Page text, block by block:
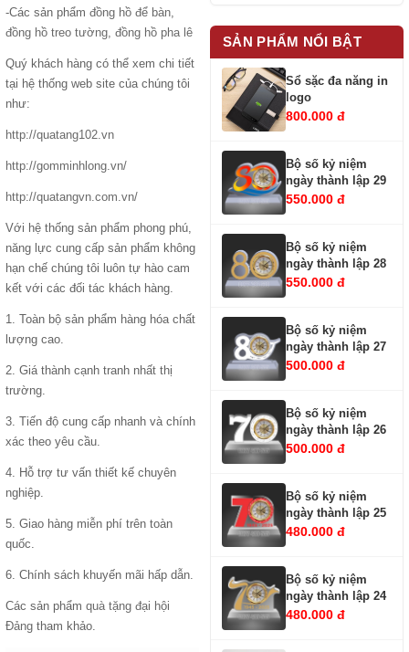
-Các sản phẩm đồng hồ để bàn,
đồng hồ treo tường, đồng hồ pha lê
Quý khách hàng có thể xem chi tiết
tại hệ thống web site của chúng tôi
như:
http://quatang102.vn
http://gomminhlong.vn/
http://quatangvn.com.vn/
Với hệ thống sản phẩm phong phú,
năng lực cung cấp sản phẩm không
hạn chế chúng tôi luôn tự hào cam
kết với các đối tác khách hàng.
1. Toàn bộ sản phẩm hàng hóa chất
lượng cao.
2. Giá thành cạnh tranh nhất thị
trường.
3. Tiến độ cung cấp nhanh và chính
xác theo yêu cầu.
4. Hỗ trợ tư vấn thiết kế chuyên
nghiệp.
5. Giao hàng miễn phí trên toàn
quốc.
6. Chính sách khuyến mãi hấp dẫn.
Các sản phẩm quà tặng đại hội
Đảng tham khảo.
SẢN PHẨM NỔI BẬT
Sổ sặc đa năng in
logo
800.000 đ
Bộ số kỷ niệm
ngày thành lập 29
550.000 đ
Bộ số kỷ niệm
ngày thành lập 28
550.000 đ
Bộ số kỷ niệm
ngày thành lập 27
500.000 đ
Bộ số kỷ niệm
ngày thành lập 26
500.000 đ
Bộ số kỷ niệm
ngày thành lập 25
480.000 đ
Bộ số kỷ niệm
ngày thành lập 24
480.000 đ